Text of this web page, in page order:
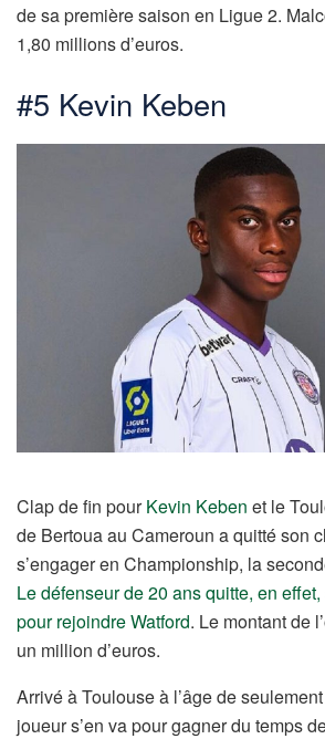
de sa première saison en Ligue 2.
1,80 millions d’euros.
#5 Kevin Keben
Clap de fin pourKevin Keben et le
de Bertoua au Cameroun a quitté son
s’engager en Championship, la
Le défenseur de 20 ans quitte, en
pour rejoindre Watford. Le montant de
un million d’euros.
Arrivé à Toulouse à l’âge de
joueur s’en va pour gagner du temps